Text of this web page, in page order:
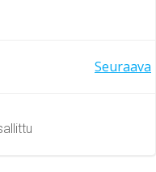
Artikkelien
Seuraava